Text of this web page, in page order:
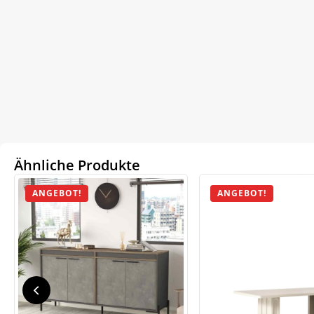
Ähnliche Produkte
ANGEBOT! ANGEBOT!